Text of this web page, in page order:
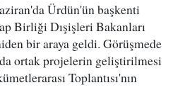
Ürdün'ün başkenti
Birliği Dışişleri Bakanları
bir araya geldi. Görüşmede
ortak projelerin geliştirilmesi
Toplantısı'nın